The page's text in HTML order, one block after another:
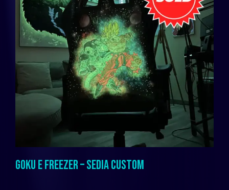
GOKU E FREEZER – SEDIA CUSTOM